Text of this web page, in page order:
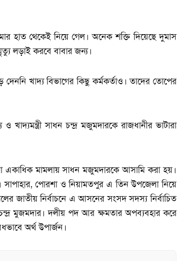
হাত থেকেই নিয়ে গেল। অনেক শক্তি দিয়েছে দুমাস
লড়াই করবে বাবার জন্য।
খাদ্য বিভাগের কিছু কর্মকর্তাও। তাদের তোপের
সাধন চন্দ্র মজুমদারকে রাজধানীর ভাটারা
একাধিক মামলায় সাধন মজুমদারকে আসামি করা হয়।
সাপাহার, পোরশা ও নিয়ামতপুর এ তিন উপজেলা নিয়ে
নির্বাচনে এ আসনের সংসদ সদস্য নির্বাচিত
চন্দ্র মুজমদার। দলীয় পদ আর ক্ষমতার অপব্যবহার করে
অর্থ উপার্জন।